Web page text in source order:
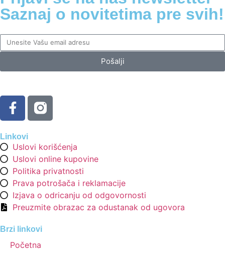
Saznaj o novitetima pre svih!
Pošalji
Linkovi
Uslovi korišćenja
Uslovi online kupovine
Politika privatnosti
Prava potrošača i reklamacije
Izjava o odricanju od odgovornosti
Preuzmite obrazac za odustanak od ugovora
Brzi linkovi
Početna